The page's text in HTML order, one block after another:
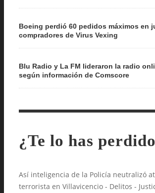
Boeing perdió 60 pedidos máximos en
compradores de Virus Vexing
Blu Radio y La FM lideraron la radio
según información de Comscore
¿Te lo has
Así inteligencia de la Policía neutralizó
terrorista en Villavicencio - Delitos -